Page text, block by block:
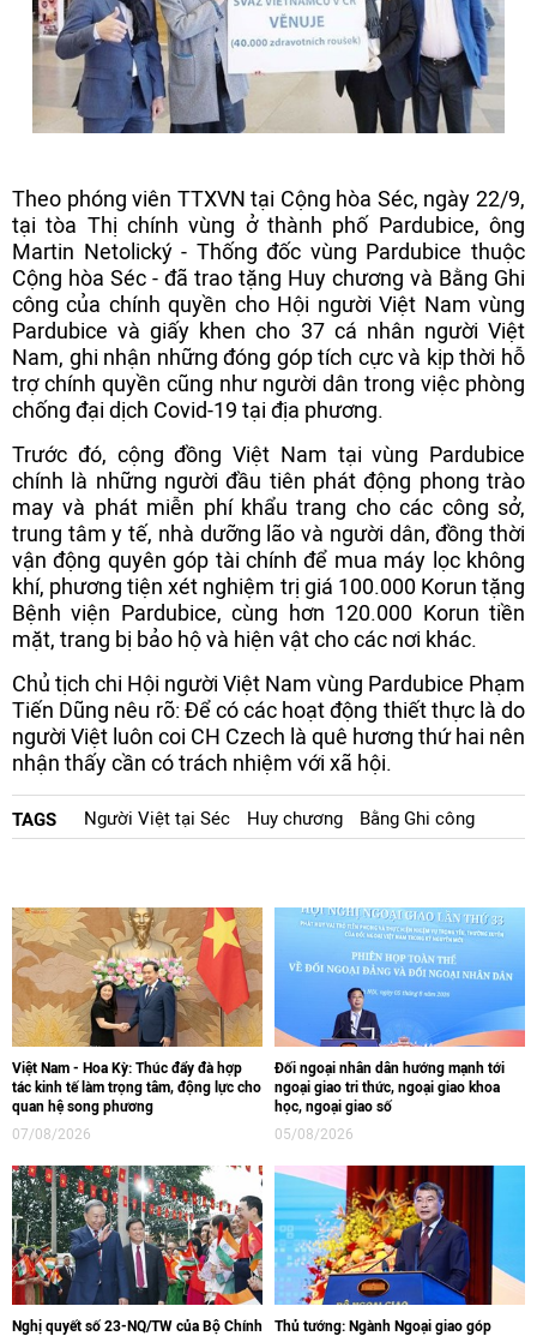
Theo phóng viên TTXVN tại Cộng hòa Séc, ngày 22/9,
tại tòa Thị chính vùng ở thành phố Pardubice, ông
Martin Netolický - Thống đốc vùng Pardubice thuộc
Cộng hòa Séc - đã trao tặng Huy chương và Bằng Ghi
công của chính quyền cho Hội người Việt Nam vùng
Pardubice và giấy khen cho 37 cá nhân người Việt
Nam, ghi nhận những đóng góp tích cực và kịp thời hỗ
trợ chính quyền cũng như người dân trong việc phòng
chống đại dịch Covid-19 tại địa phương.
Trước đó, cộng đồng Việt Nam tại vùng Pardubice
chính là những người đầu tiên phát động phong trào
may và phát miễn phí khẩu trang cho các công sở,
trung tâm y tế, nhà dưỡng lão và người dân, đồng thời
vận động quyên góp tài chính để mua máy lọc không
khí, phương tiện xét nghiệm trị giá 100.000 Korun tặng
Bệnh viện Pardubice, cùng hơn 120.000 Korun tiền
mặt, trang bị bảo hộ và hiện vật cho các nơi khác.
Chủ tịch chi Hội người Việt Nam vùng Pardubice Phạm
Tiến Dũng nêu rõ: Để có các hoạt động thiết thực là do
người Việt luôn coi CH Czech là quê hương thứ hai nên
nhận thấy cần có trách nhiệm với xã hội.
TAGS Người Việt tại Séc Huy chương Bằng Ghi công
Việt Nam - Hoa Kỳ: Thúc đẩy đà hợp
tác kinh tế làm trọng tâm, động lực cho
quan hệ song phương
07/08/2026
Đối ngoại nhân dân hướng mạnh tới
ngoại giao tri thức, ngoại giao khoa
học, ngoại giao số
05/08/2026
Nghị quyết số 23-NQ/TW của Bộ Chính Thủ tướng: Ngành Ngoại giao góp